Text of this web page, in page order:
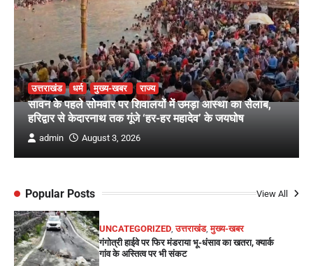
उत्तराखंड धर्म मुख्य-खबर राज्य
सावन के पहले सोमवार पर शिवालयों में उमड़ा आस्था का सैलाब,
हरिद्वार से केदारनाथ तक गूंजे ‘हर-हर महादेव’ के जयघोष
admin August 3, 2026
Popular Posts View All
UNCATEGORIZED,उत्तराखंड,मुख्य-खबर
गंगोत्री हाईवे पर फिर मंडराया भू-धंसाव का खतरा, क्यार्क
गांव के अस्तित्व पर भी संकट